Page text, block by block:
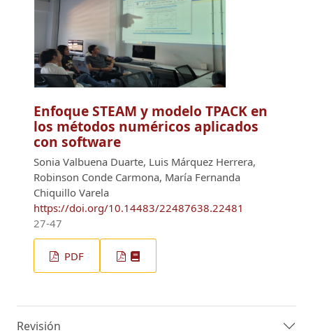
Enfoque STEAM y modelo TPACK en
los métodos numéricos aplicados
con software
Sonia Valbuena Duarte, Luis Márquez Herrera,
Robinson Conde Carmona, María Fernanda
Chiquillo Varela
https://doi.org/10.14483/22487638.22481
27-47
PDF
Revisión